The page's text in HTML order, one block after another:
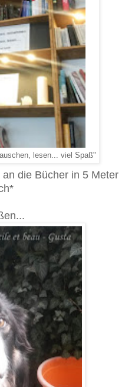
lesen... viel Spaß"
die Bücher in 5 Meter